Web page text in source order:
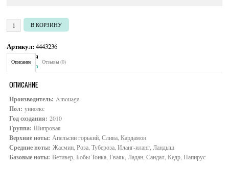
Количество товара Amouage Library Collection Opus I
В КОРЗИНУ
Артикул:4443236
Категория:
Brand:Amouage
Описание Отзывы (0)
ОПИСАНИЕ
Производитель: Amouage
Пол: унисекс
Год создания: 2010
Группа: Шипровая
Верхние ноты: Апельсин горький, Слива, Кардамон
Средние ноты: Жасмин, Роза, Тубероза, Иланг-иланг, Ландыш
Базовые ноты: Ветивер, Бобы Тонка, Гваяк, Ладан, Сандал, Кедр, Папирус